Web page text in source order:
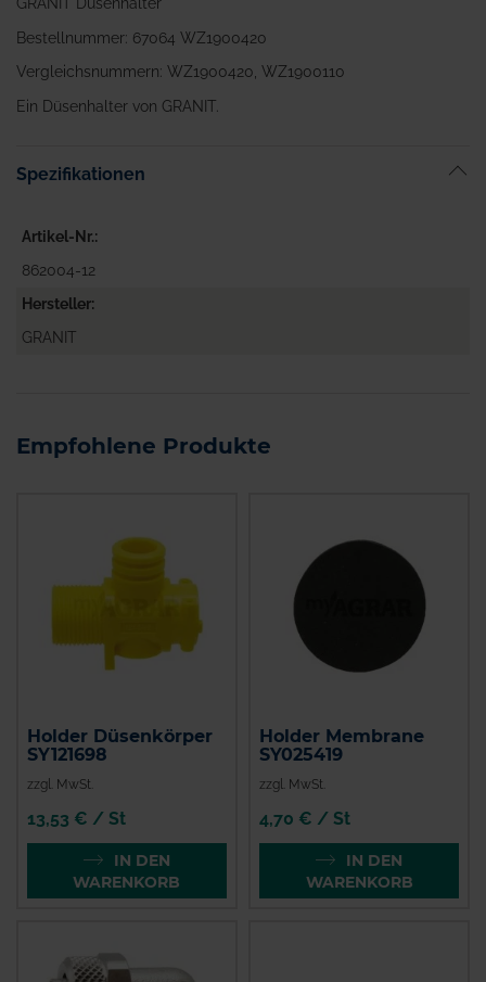
GRANIT Düsenhalter
Bestellnummer: 67064 WZ1900420
Vergleichsnummern: WZ1900420, WZ1900110
Ein Düsenhalter von GRANIT.
Spezifikationen
Artikel-Nr.
862004-12
Hersteller
GRANIT
Empfohlene Produkte
Holder Düsenkörper
SY121698
zzgl. MwSt.
13,53 € / St
IN DEN
WARENKORB
Holder Membrane
SY025419
zzgl. MwSt.
4,70 € / St
IN DEN
WARENKORB